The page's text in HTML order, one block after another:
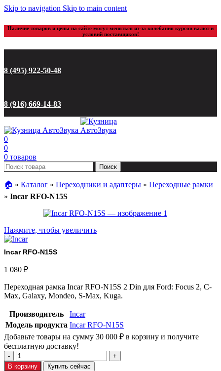
Skip to navigation Skip to main content
Наличие товаров и цены на сайте могут меняться из-за колебания курсов валют и
условий поставщиков!
8 (495) 922-50-48
8 (916) 669-14-83
0
0
0 товаров
Поиск
🏠︎ » Каталог » Переходники и адаптеры » Переходные рамки
» Incar RFO-N15S
Нажмите, чтобы увеличить
Incar RFO-N15S
1 080 ₽
Переходная рамка Incar RFO-N15S 2 Din для Ford: Focus 2, C-
Max, Galaxy, Mondeo, S-Max, Kuga.
Производитель
Incar
Модель продукта Incar RFO-N15S
Добавьте товары на сумму 30 000 ₽ в корзину и получите
бесплатную доставку!
В корзину Купить сейчас